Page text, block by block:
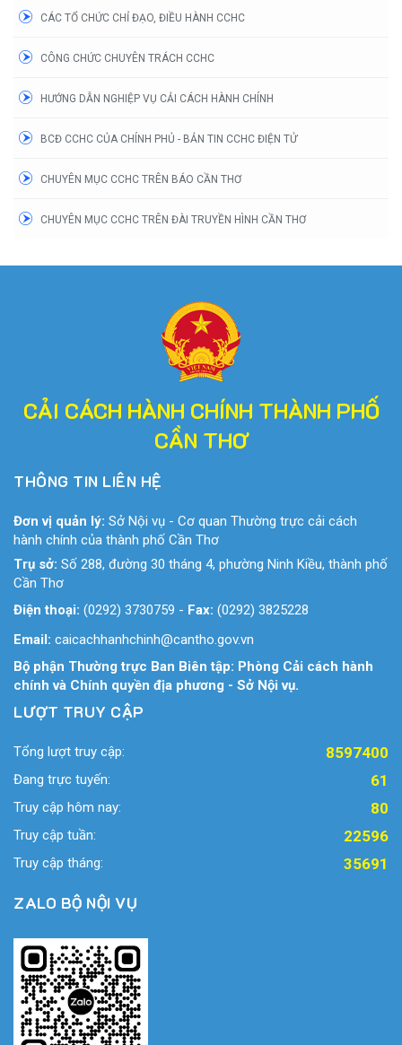
CÁC TỔ CHỨC CHỈ ĐẠO, ĐIỀU HÀNH CCHC
CÔNG CHỨC CHUYÊN TRÁCH CCHC
HƯỚNG DẪN NGHIỆP VỤ CẢI CÁCH HÀNH CHÍNH
BCĐ CCHC CỦA CHÍNH PHỦ - BẢN TIN CCHC ĐIỆN TỬ
CHUYÊN MỤC CCHC TRÊN BÁO CẦN THƠ
CHUYÊN MỤC CCHC TRÊN ĐÀI TRUYỀN HÌNH CẦN THƠ
CẢI CÁCH HÀNH CHÍNH THÀNH PHỐ
CẦN THƠ
THÔNG TIN LIÊN HỆ
Đơn vị quản lý: Sở Nội vụ - Cơ quan Thường trực cải cách
hành chính của thành phố Cần Thơ
Trụ sở: Số 288, đường 30 tháng 4, phường Ninh Kiều, thành phố
Cần Thơ
Điện thoại: (0292) 3730759 - Fax: (0292) 3825228
Email: caicachhanhchinh@cantho.gov.vn
Bộ phận Thường trực Ban Biên tập: Phòng Cải cách hành
chính và Chính quyền địa phương - Sở Nội vụ.
LƯỢT TRUY CẬP
Tổng lượt truy cập: 8597400
Đang trực tuyến: 61
Truy cập hôm nay: 80
Truy cập tuần: 22596
Truy cập tháng: 35691
ZALO BỘ NỘI VỤ